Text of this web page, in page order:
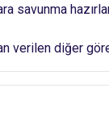
savunma
verilen diğer